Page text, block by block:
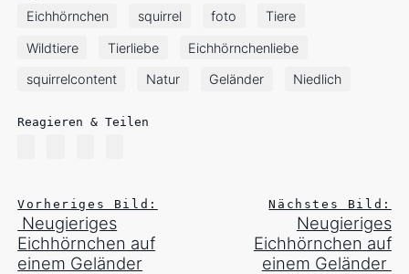
Eichhörnchen squirrel foto Tiere
Wildtiere Tierliebe Eichhörnchenliebe
squirrelcontent Natur Geländer Niedlich
Reagieren & Teilen
Vorheriges Bild:
Neugieriges
Eichhörnchen auf
einem Geländer
Nächstes Bild:
Neugieriges
Eichhörnchen auf
einem Geländer